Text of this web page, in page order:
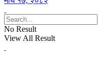
No Result
View All Result